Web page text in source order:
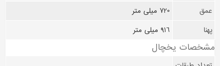
عمق
720 میلی متر
پهنا
916 میلی متر
مشخصات یخچال